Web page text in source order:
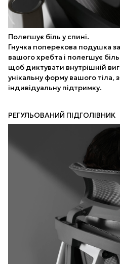
Полегшує біль у спині.
Гнучка поперекова подушка
вашого хребта і полегшує біль
щоб диктувати внутрішній
унікальну форму вашого тіла,
індивідуальну підтримку.
РЕГУЛЬОВАНИЙ ПІДГОЛІВНИК